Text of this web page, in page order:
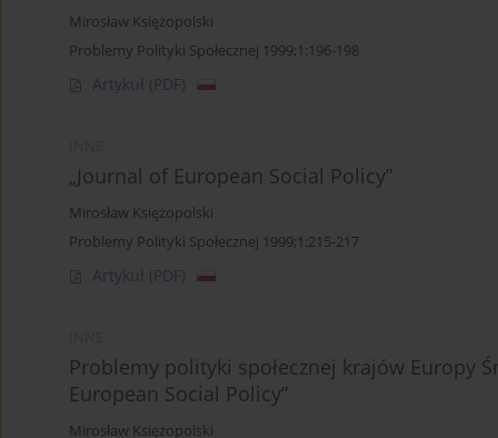
Mirosław Księżopolski
Problemy Polityki Społecznej 1999;1:196-198
Artykuł (PDF)
„Journal of European Social Policy”
Mirosław Księżopolski
Problemy Polityki Społecznej 1999;1:215-217
Artykuł (PDF)
Problemy polityki społecznej krajów Europy
European Social Policy”
Mirosław Księżopolski